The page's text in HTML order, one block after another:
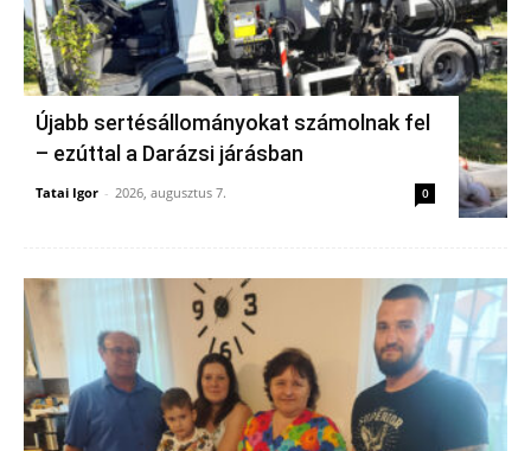
Újabb sertésállományokat számolnak fel
– ezúttal a Darázsi járásban
Tatai Igor - 2026, augusztus 7. 0